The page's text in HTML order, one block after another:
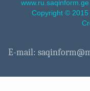
Copyright © 2015
E-mail: